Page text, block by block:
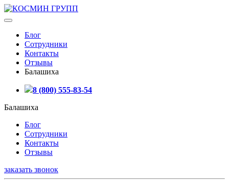
Блог
Сотрудники
Контакты
Отзывы
Балашиха
8 (800) 555-83-54
Балашиха
Блог
Сотрудники
Контакты
Отзывы
заказать звонок